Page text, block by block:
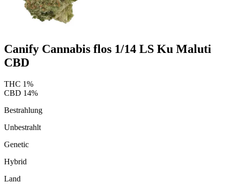
Canify Cannabis flos 1/14 LS Ku Maluti
CBD
THC 1%
CBD 14%
Bestrahlung
Unbestrahlt
Genetic
Hybrid
Land